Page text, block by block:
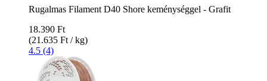
Rugalmas Filament D40 Shore keménységgel - Grafit
18.390 Ft
(21.635 Ft / kg)
4.5 (4)